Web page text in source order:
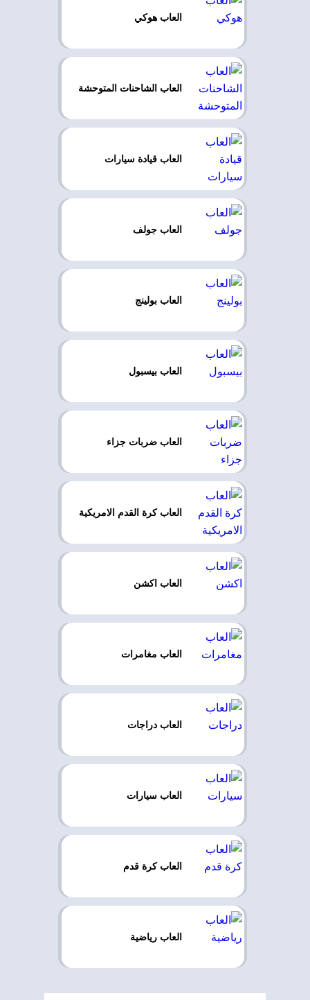
العاب هوكي
العاب الشاحنات المتوحشة
العاب قيادة سيارات
العاب جولف
العاب بولينج
العاب بيسبول
العاب ضربات جزاء
العاب كرة القدم الامريكية
العاب اكشن
العاب مغامرات
العاب دراجات
العاب سيارات
العاب كرة قدم
العاب رياضية